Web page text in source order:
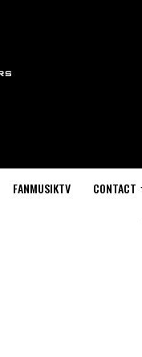
FANMUSIKTV CONTACT